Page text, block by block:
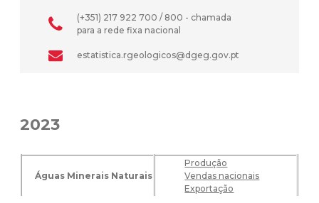
(+351) 217 922 700 / 800 - chamada
para a rede fixa nacional
estatistica.rgeologicos@dgeg.gov.pt
2023
Águas Minerais Naturais
Produção
Vendas nacionais
Exportação